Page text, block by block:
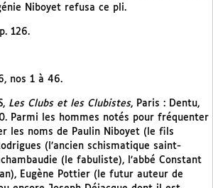
Niboyet refusa ce pli.
126.
nos 1 à 46.
Les Clubs et les Clubistes, Paris : Dentu,
Parmi les hommes notés pour fréquenter
les noms de Paulin Niboyet (le fils
(l’ancien schismatique saint-
(le fabuliste), l’abbé Constant
Eugène Pottier (le futur auteur de